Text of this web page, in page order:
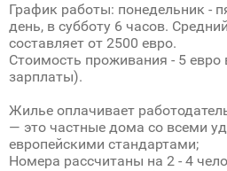
График работы: понедельник -
день, в субботу 6 часов.
составляет от 2500 евро.
Стоимость проживания - 5 евро
зарплаты).
Жилье оплачивает
— это частные дома со всеми
европейскими стандартами;
Номера рассчитаны на 2 - 4